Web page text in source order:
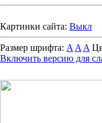
Картинки сайта: Выкл
Размер шрифта: A A A
Включить версию для